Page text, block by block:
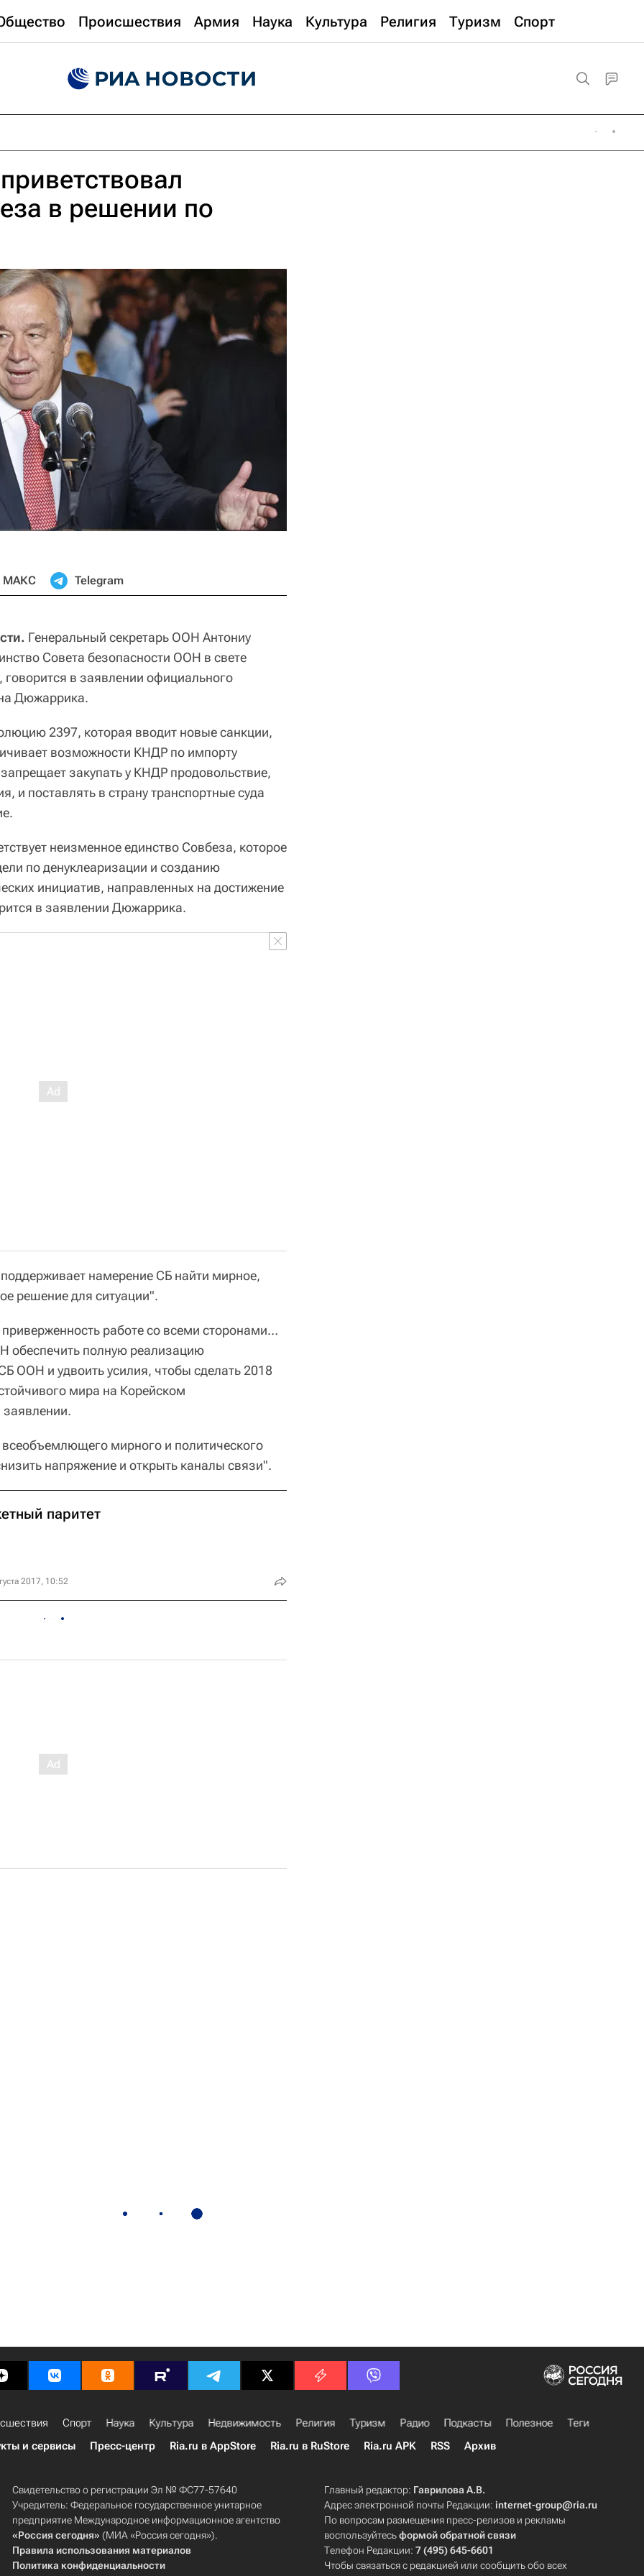
Происшествия Армия Наука Культура Религия Туризм Спорт
в решении по
МАКС Telegram
Генеральный секретарь ООН Антониу
Совета безопасности ООН в свете
в заявлении официального
Дюжаррика.
2397, которая вводит новые санкции,
возможности КНДР по импорту
закупать у КНДР продовольствие,
и поставлять в страну транспортные суда
неизменное единство Совбеза, которое
по денуклеаризации и созданию
инициатив, направленных на достижение
в заявлении Дюжаррика.
намерение СБ найти мирное,
решение для ситуации".
работе со всеми сторонами…
обеспечить полную реализацию
ООН и удвоить усилия, чтобы сделать 2018
мира на Корейском
мирного и политического
напряжение и открыть каналы связи".
паритет
2017, 10:52
Спорт Наука Культура Недвижимость Религия Туризм Радио Подкасты Полезное
Теги
и сервисы Пресс-центр Ria.ru в AppStore Ria.ru в RuStore Ria.ru APK RSS Архив
Свидетельство о регистрации Эл № ФС77-57640
Учредитель: Федеральное государственное унитарное
предприятие Международное информационное агентство
«Россия сегодня» (МИА «Россия сегодня»).
Правила использования материалов
Политика конфиденциальности
Главный редактор: Гаврилова А.В.
Адрес электронной почты Редакции:internet-group@ria.ru
По вопросам размещения пресс-релизов и рекламы
воспользуйтесьформой обратной связи
Телефон Редакции:7 (495) 645-6601
Чтобы связаться с редакцией или сообщить обо всех